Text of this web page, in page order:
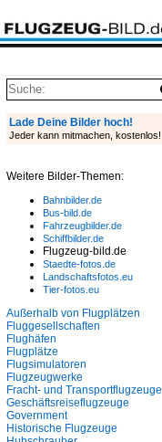
Lade Deine Bilder hoch!
Jeder kann mitmachen, kostenlos!
Weitere Bilder-Themen:
Bahnbilder.de
Bus-bild.de
Fahrzeugbilder.de
Schiffbilder.de
Flugzeug-bild.de
Staedte-fotos.de
Landschaftsfotos.eu
Tier-fotos.eu
Außerhalb von Flugplätzen
Fluggesellschaften
Flughäfen
Flugplätze
Flugsimulatoren
Flugzeugwerke
Fracht- und Transportflugzeuge
Geschäftsreiseflugzeuge
Government
Historische Flugzeuge